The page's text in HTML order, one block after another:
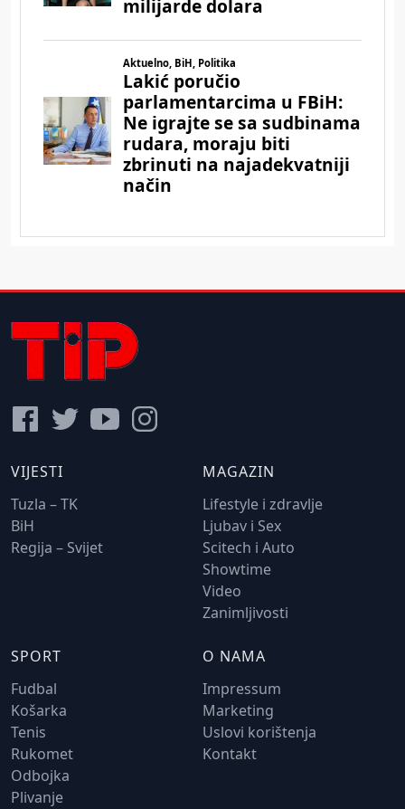
VIJESTI
Tuzla – TK
BiH
Regija – Svijet
MAGAZIN
Lifestyle i zdravlje
Ljubav i Sex
Scitech i Auto
Showtime
Video
Zanimljivosti
SPORT
Fudbal
Košarka
Tenis
Rukomet
Odbojka
Plivanje
O NAMA
Impressum
Marketing
Uslovi korištenja
Kontakt